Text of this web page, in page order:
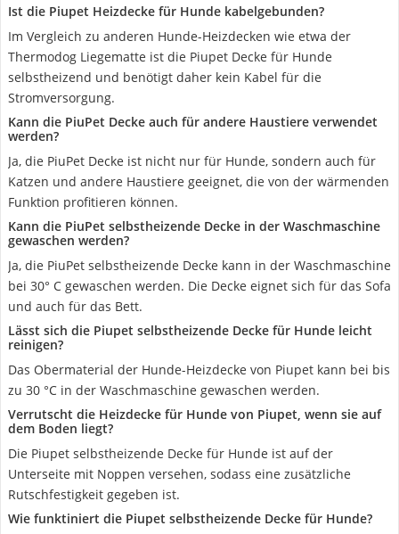
Ist die Piupet Heizdecke für Hunde kabelgebunden?
Im Vergleich zu anderen Hunde-Heizdecken wie etwa der
Thermodog Liegematte ist die Piupet Decke für Hunde
selbstheizend und benötigt daher kein Kabel für die
Stromversorgung.
Kann die PiuPet Decke auch für andere Haustiere verwendet
werden?
Ja, die PiuPet Decke ist nicht nur für Hunde, sondern auch für
Katzen und andere Haustiere geeignet, die von der wärmenden
Funktion profitieren können.
Kann die PiuPet selbstheizende Decke in der Waschmaschine
gewaschen werden?
Ja, die PiuPet selbstheizende Decke kann in der Waschmaschine
bei 30° C gewaschen werden. Die Decke eignet sich für das Sofa
und auch für das Bett.
Lässt sich die Piupet selbstheizende Decke für Hunde leicht
reinigen?
Das Obermaterial der Hunde-Heizdecke von Piupet kann bei bis
zu 30 °C in der Waschmaschine gewaschen werden.
Verrutscht die Heizdecke für Hunde von Piupet, wenn sie auf
dem Boden liegt?
Die Piupet selbstheizende Decke für Hunde ist auf der
Unterseite mit Noppen versehen, sodass eine zusätzliche
Rutschfestigkeit gegeben ist.
Wie funktiniert die Piupet selbstheizende Decke für Hunde?